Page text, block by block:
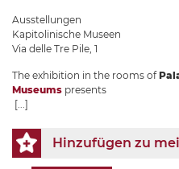
Ausstellungen
Kapitolinische Museen
Via delle Tre Pile, 1
The exhibition in the rooms of
Museums presents
[...]
Hinzufügen zu